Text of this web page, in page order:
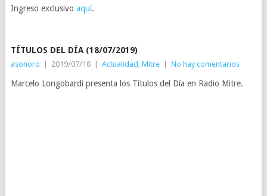
Ingreso exclusivo aquí.
TÍTULOS DEL DÍA (18/07/2019)
asonoro | 2019/07/18 | Actualidad Mitre | No hay comentarios
Marcelo Longobardi presenta los Títulos del Día en Radio Mitre.